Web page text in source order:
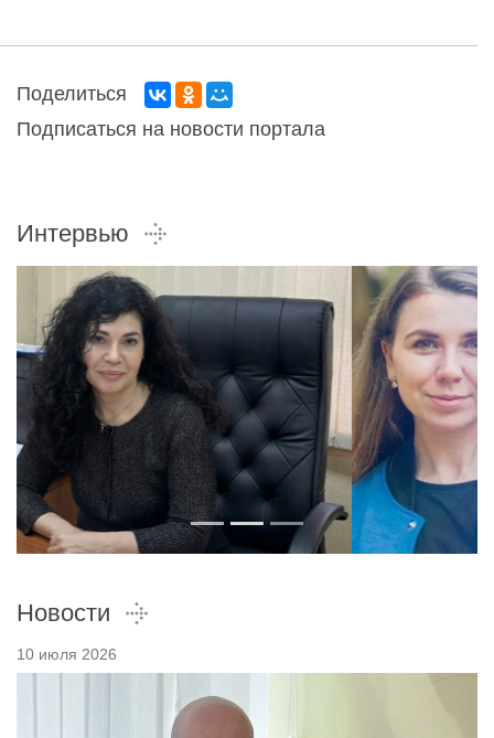
Поделиться
Подписаться на новости портала
Интервью
Новости
10 июля 2026